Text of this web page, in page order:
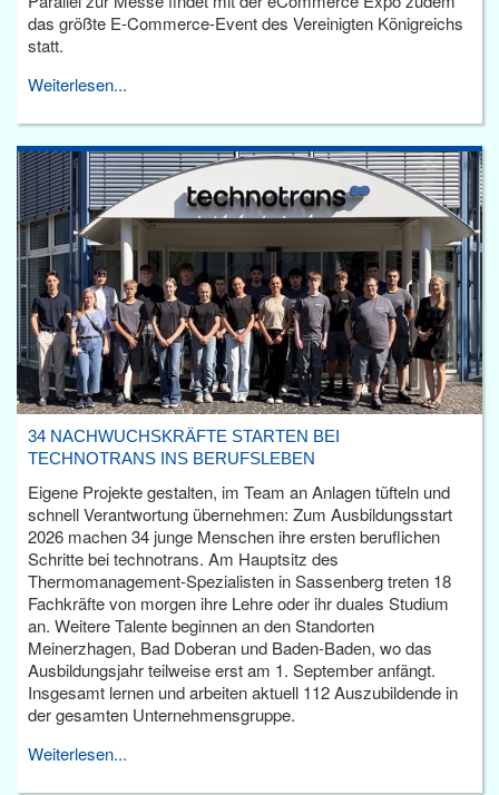
das größte E-Commerce-Event des Vereinigten Königreichs
statt.
Weiterlesen...
34 NACHWUCHSKRÄFTE STARTEN BEI
TECHNOTRANS INS BERUFSLEBEN
Eigene Projekte gestalten, im Team an Anlagen tüfteln und
schnell Verantwortung übernehmen: Zum Ausbildungsstart
2026 machen 34 junge Menschen ihre ersten beruflichen
Schritte bei technotrans. Am Hauptsitz des
Thermomanagement-Spezialisten in Sassenberg treten 18
Fachkräfte von morgen ihre Lehre oder ihr duales Studium
an. Weitere Talente beginnen an den Standorten
Meinerzhagen, Bad Doberan und Baden-Baden, wo das
Ausbildungsjahr teilweise erst am 1. September anfängt.
Insgesamt lernen und arbeiten aktuell 112 Auszubildende in
der gesamten Unternehmensgruppe.
Weiterlesen...